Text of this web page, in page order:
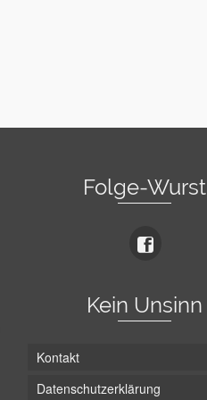
Folge-Wurst
Kein Unsinn
Kontakt
Datenschutzerklärung